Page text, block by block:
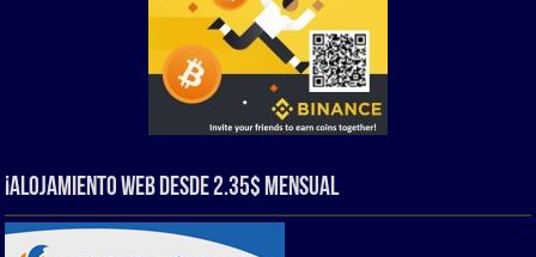
¡Alojamiento web Desde 2.35$ Mensual